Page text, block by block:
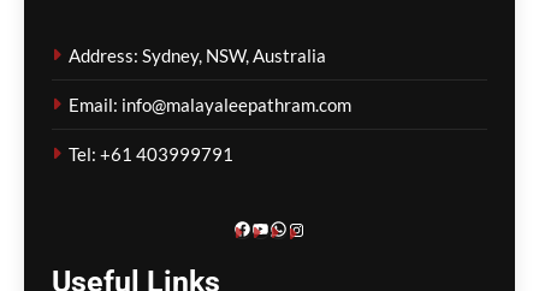
മണലും എക്കലും
നീക്കംചെയ്യാൻ തീരുമാനം
ago
Address: Sydney, NSW, Australia
Email: info@malayaleepathram.com
Tel: +61 403999791
Facebook
YouTube
WhatsApp
Instagram
Useful Links